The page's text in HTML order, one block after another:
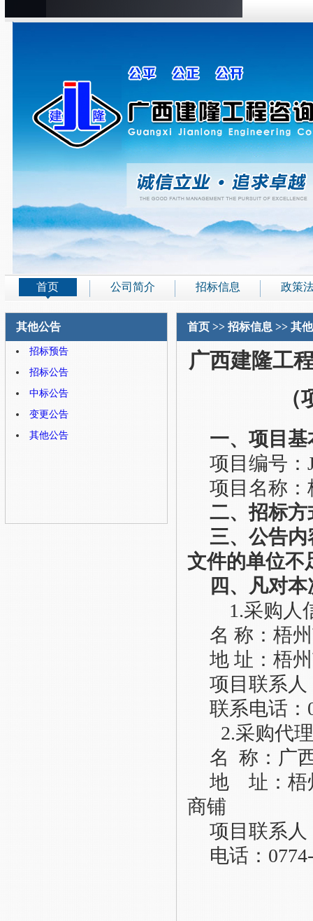
首页 公司简介 招标信息 政策
其他公告
招标预告
招标公告
中标公告
变更公告
其他公告
首页>> 招标信息 >> 其
广西建隆工
一、项目基
项目 编号：
项目名称：
二、招标
三、 公告内
文件的单位不
四、凡对
1.采购人
名 称： 梧
地 址： 梧
项目联系人
联系电话：
2.采购代
名 称：广
地 址：梧
商铺
项目联系人
电话：